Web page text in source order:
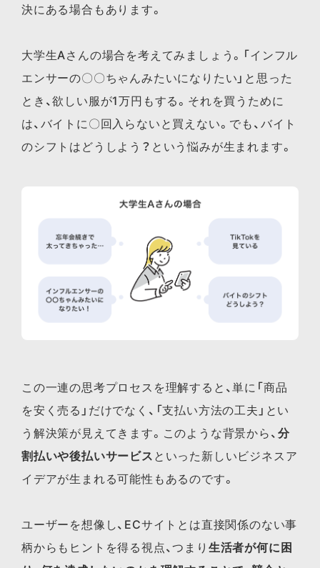
決にある場合もあります。
大学生Aさんの場合を考えてみましょう。「インフル
エンサーの〇〇ちゃんみたいになりたい」と思った
とき、欲しい服が1万円もする。それを買うために
は、バイトに〇回入らないと買えない。でも、バイト
のシフトはどうしよう？という悩みが生まれます。
この一連の思考プロセスを理解すると、単に「商品
を安く売る」だけでなく、「支払い方法の工夫」とい
う解決策が見えてきます。このような背景から、 分
割払いや後払いサービス といった新しいビジネスア
イデアが生まれる可能性もあるのです。
ユーザーを想像し、ECサイトとは直接関係のない事
柄からもヒントを得る視点、つまり 生活者が何に困